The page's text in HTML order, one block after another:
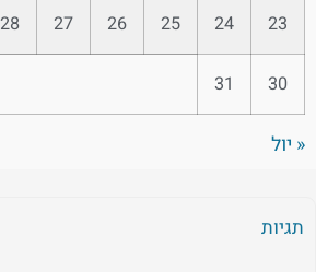
23
24
25
26
27
28
30
31
« יול
תגיות